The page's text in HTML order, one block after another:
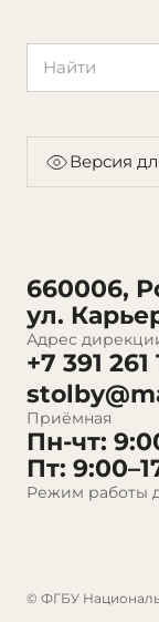
Версия
660006,
ул.
Адрес
+7 391 261
Приёмная
Пн-чт:
Пт:
Режим работы
© ФГБУ